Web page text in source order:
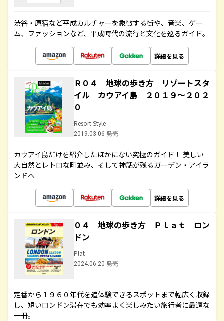
渋谷・原宿など平成カルチャーを象徴する街や、音楽、ゲー
ム、ファッションなど、平成時代の流行と文化を巡るガイド。
詳細を見る
Ｒ０４ 地球の歩き方 リゾートスタ
イル カウアイ島 ２０１９～２０２
０
Resort Style
2019.03.06 発売
カウアイ島だけを紹介したほかにない究極のガイド！ 美しい
大自然とレトロな町並み、そして神話が残るガーデン・アイラ
ンドへ
詳細を見る
０４ 地球の歩き方 Ｐｌａｔ ロン
ドン
Plat
2024.06.20 発売
定番から１９６０年代を追体験できるスポットまで幅広く収録
し、短いロンドン滞在でも効率よく楽しみたい旅行者に最適な
一冊。